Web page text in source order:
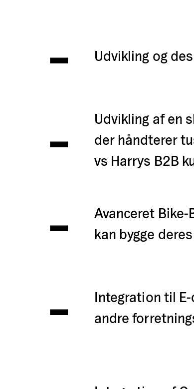
- Udvikling og
-
Udvikling af en
der håndterer
vs Harrys B2B
-
Avanceret
kan bygge
-
Integration til
andre